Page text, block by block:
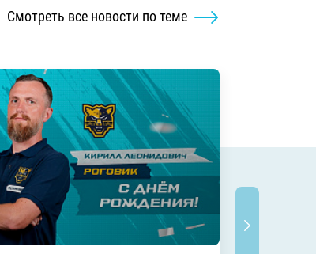
Смотреть все новости по теме